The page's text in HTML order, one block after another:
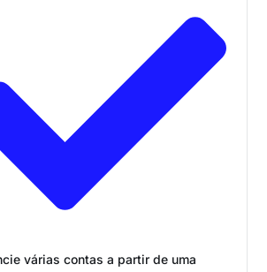
várias contas a partir de uma